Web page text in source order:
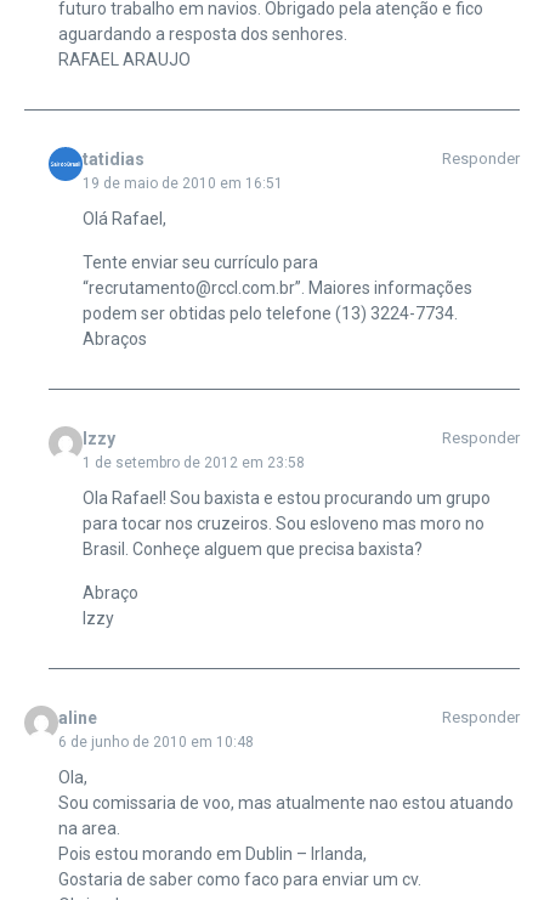
futuro trabalho em navios. Obrigado pela atenção e fico
aguardando a resposta dos senhores.
RAFAEL ARAUJO
tatidias
19 de maio de 2010 em 16:51
Responder
Olá Rafael,
Tente enviar seu currículo para
“recrutamento@rccl.com.br”. Maiores informações
podem ser obtidas pelo telefone (13) 3224-7734.
Abraços
Izzy
1 de setembro de 2012 em 23:58
Responder
Ola Rafael! Sou baxista e estou procurando um grupo
para tocar nos cruzeiros. Sou esloveno mas moro no
Brasil. Conheçe alguem que precisa baxista?
Abraço
Izzy
aline
6 de junho de 2010 em 10:48
Responder
Ola,
Sou comissaria de voo, mas atualmente nao estou atuando
na area.
Pois estou morando em Dublin – Irlanda,
Gostaria de saber como faco para enviar um cv.